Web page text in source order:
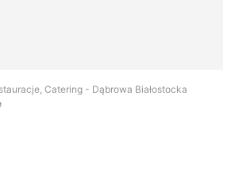
Catering - Dąbrowa Białostocka